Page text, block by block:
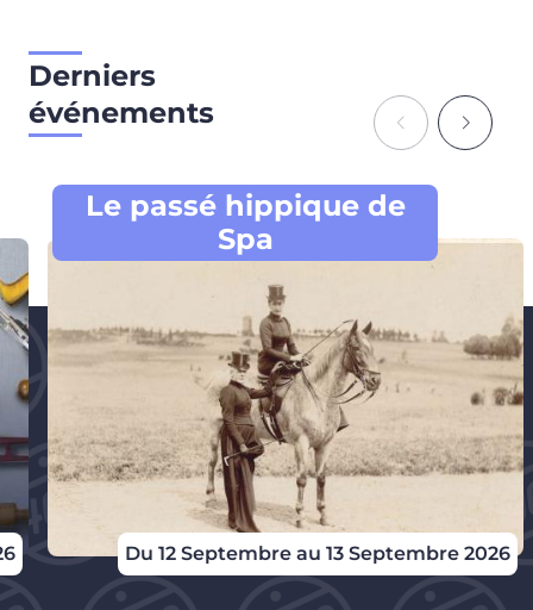
Derniers
événements
Du 12 Septembre au 13 Septembre 2026
Le passé hippique de
Spa